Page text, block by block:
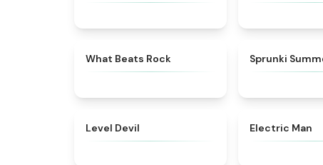
What Beats Rock Sprunki
Level Devil Electric Man